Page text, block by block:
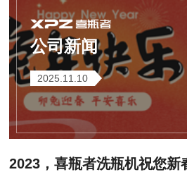
公司新闻
2025.11.10
2023，喜瓶者洗瓶机祝您新